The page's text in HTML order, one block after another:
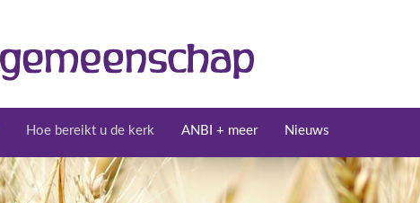
Hoe bereikt u de kerk ANBI + meer Nieuws